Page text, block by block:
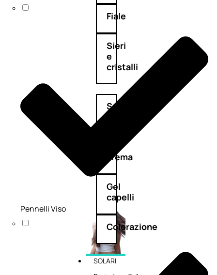
Fiale
Sieri
e
cristalli
Spray
crema
Gel
capelli
Colorazione
SOLARI
Pennelli Viso